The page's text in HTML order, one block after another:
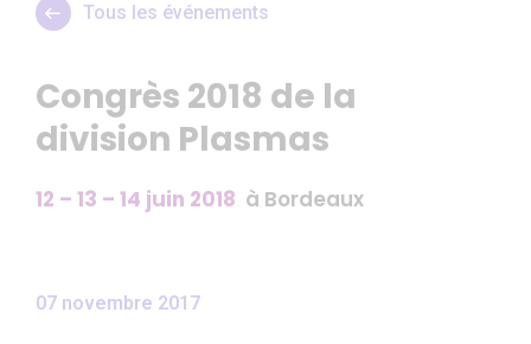
Tous les événements
Congrès 2018 de la
division Plasmas
12 – 13 – 14 juin 2018 à Bordeaux
07 novembre 2017